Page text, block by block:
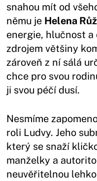
snahou mít od
němu je Helena
energie, hlučnost a
zdrojem většiny
zároveň z ní sálá
chce pro svou
ji svou péčí dusí.
Nesmíme
roli Ludvy. Jeho
který se snaží
manželky a
neuvěřitelnou